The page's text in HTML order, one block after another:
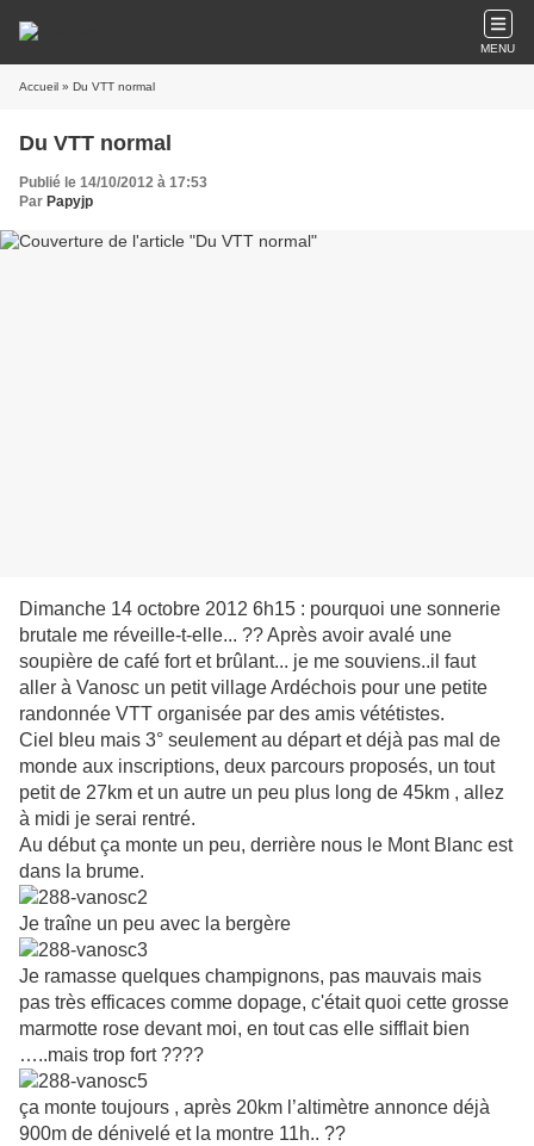
MENU
Accueil » Du VTT normal
Du VTT normal
Publié le 14/10/2012 à 17:53
Par Papyjp
Dimanche 14 octobre 2012 6h15 : pourquoi une sonnerie
brutale me réveille-t-elle... ?? Après avoir avalé une
soupière de café fort et brûlant... je me souviens..il faut
aller à Vanosc un petit village Ardéchois pour une petite
randonnée VTT organisée par des amis vététistes.
Ciel bleu mais 3° seulement au départ et déjà pas mal de
monde aux inscriptions, deux parcours proposés, un tout
petit de 27km et un autre un peu plus long de 45km , allez
à midi je serai rentré.
Au début ça monte un peu, derrière nous le Mont Blanc est
dans la brume.
Je traîne un peu avec la bergère
Je ramasse quelques champignons, pas mauvais mais
pas très efficaces comme dopage, c'était quoi cette grosse
marmotte rose devant moi, en tout cas elle sifflait bien
…..mais trop fort ????
ça monte toujours , après 20km l’altimètre annonce déjà
900m de dénivelé et la montre 11h.. ??